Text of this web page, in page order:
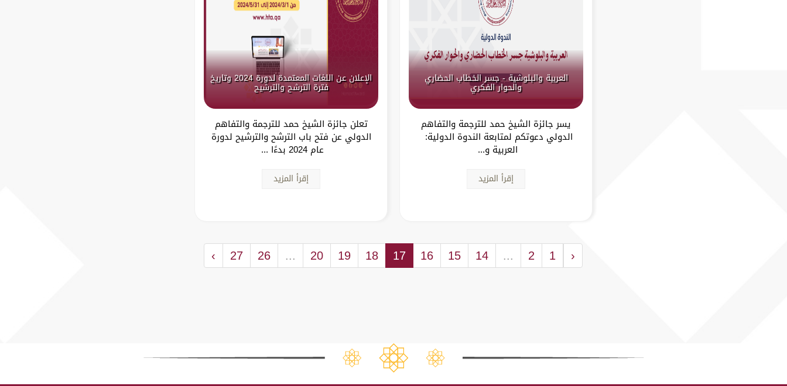
العربية والبلوشية - جسر الخطاب الحضاري
والحوار الفكري
يسر جائزة الشيخ حمد للترجمة والتفاهم
الدولي دعوتكم لمتابعة الندوة الدولية:
العربية و...
إقرأ المزيد
الإعلان عن اللغات المعتمدة لدورة 2024 وتاريخ
فترة الترشح والترشيح
تعلن جائزة الشيخ حمد للترجمة والتفاهم
الدولي عن فتح باب الترشح والترشيح لدورة
عام 2024 بدءًا ...
إقرأ المزيد
‹
1
2
...
14
15
16
17
18
19
20
...
26
27
›